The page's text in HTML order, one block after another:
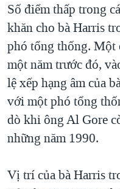
Số điểm thấp trong
khăn cho bà Harris
phó tổng thống. Một
một năm trước đó,
lệ xếp hạng âm của
với một phó tổng
dò khi ông Al Gore
những năm 1990.
Vị trí của bà Harris